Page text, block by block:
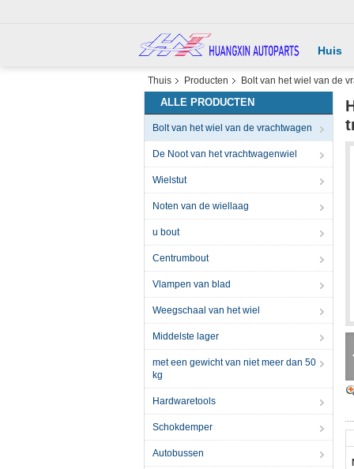
Huis
Thuis Producten Bolt van het wiel van de
ALLE PRODUCTEN
Bolt van het wiel van de vrachtwagen
De Noot van het vrachtwagenwiel
Wielstut
Noten van de wiellaag
u bout
Centrumbout
Vlampen van blad
Weegschaal van het wiel
Middelste lager
met een gewicht van niet meer dan 50
kg
Hardwaretools
Schokdemper
Autobussen